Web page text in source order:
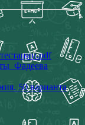
50 варианта